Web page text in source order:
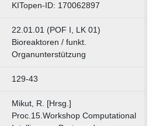
KITopen-ID: 170062897
22.01.01 (POF I, LK 01)
Bioreaktoren / funkt.
Organunterstützung
129-43
Mikut, R. [Hrsg.]
Proc.15.Workshop Computational